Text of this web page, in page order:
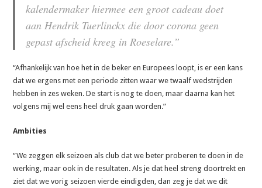
kalendermaker hiermee een groot cadeau doet
aan Hendrik Tuerlinckx die door corona geen
gepast afscheid kreeg in Roeselare.”
“Afhankelijk van hoe het in de beker en Europees loopt, is er een kans
dat we ergens met een periode zitten waar we twaalf wedstrijden
hebben in zes weken. De start is nog te doen, maar daarna kan het
volgens mij wel eens heel druk gaan worden.”
Ambities
“We zeggen elk seizoen als club dat we beter proberen te doen in de
werking, maar ook in de resultaten. Als je dat heel streng doortrekt en
ziet dat we vorig seizoen vierde eindigden, dan zeg je dat we dit